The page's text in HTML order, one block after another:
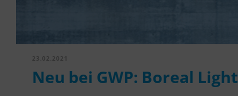
23.02.2021
Neu bei GWP: Boreal Light